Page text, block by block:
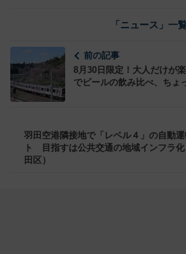
「ニュース」一
前の記事
8月30日限定！大人だけが
でビールの飲み比べ、ち
羽田空港隣接地で「レベル４」の自動
ト 目指すは公共交通の地域インフラ
田区）